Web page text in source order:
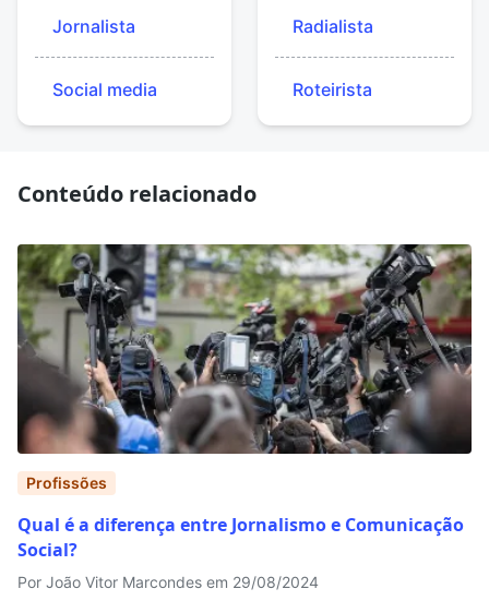
Jornalista
Social media
Radialista
Roteirista
Conteúdo relacionado
Profissões
Qual é a diferença entre Jornalismo e Comunicação
Social?
Por João Vitor Marcondes em 29/08/2024